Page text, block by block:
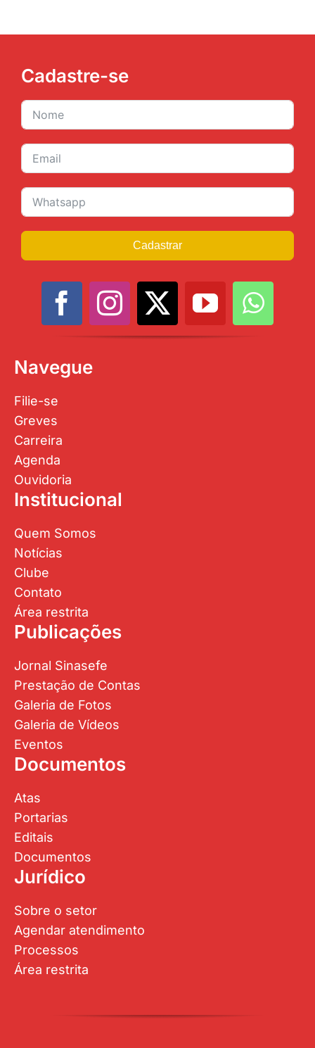
Cadastre-se
Cadastrar
Navegue
Filie-se
Greves
Carreira
Agenda
Ouvidoria
Institucional
Quem Somos
Notícias
Clube
Contato
Área restrita
Publicações
Jornal Sinasefe
Prestação de Contas
Galeria de Fotos
Galeria de Vídeos
Eventos
Documentos
Atas
Portarias
Editais
Documentos
Jurídico
Sobre o setor
Agendar atendimento
Processos
Área restrita